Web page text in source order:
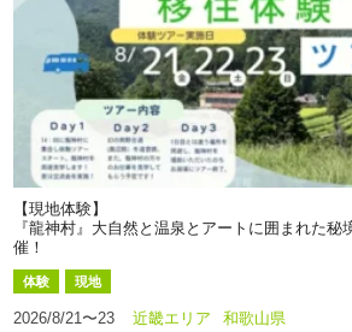
【現地体験】
『龍神村』大自然と温泉とアートに囲まれた秘
催！
体験 現地
2026/8/21〜23 近畿エリア 和歌山県